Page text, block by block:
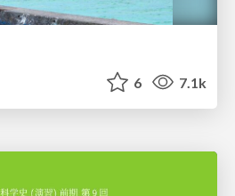
6 7.1k